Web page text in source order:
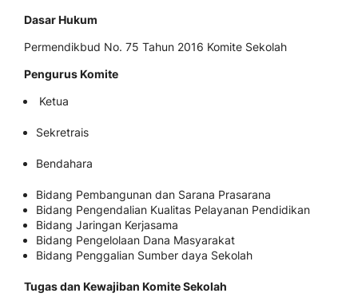
Dasar Hukum
Permendikbud No. 75 Tahun 2016 Komite Sekolah
Pengurus Komite
Ketua
Sekretrais
Bendahara
Bidang Pembangunan dan Sarana Prasarana
Bidang Pengendalian Kualitas Pelayanan Pendidikan
Bidang Jaringan Kerjasama
Bidang Pengelolaan Dana Masyarakat
Bidang Penggalian Sumber daya Sekolah
Tugas dan Kewajiban Komite Sekolah